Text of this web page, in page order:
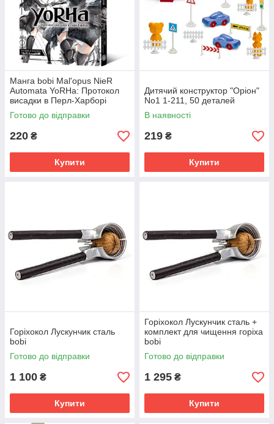
Манга bobi Mal'opus NieR
Automata YoRHa: Протокол
висадки в Перл-Харборі
українською мовою 1 M M
NRA 1
Готово до відправки
220 ₴
Купити
Дитячий конструктор "Оріон"
No1 1-211, 50 деталей
В наявності
219 ₴
Купити
Горіхокол Лускунчик сталь
bobi
Готово до відправки
1 100 ₴
Купити
Горіхокол Лускунчик сталь +
комплект для чищення горіха
bobi
Готово до відправки
1 295 ₴
Купити